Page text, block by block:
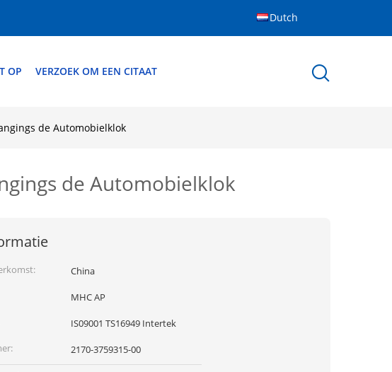
Dutch
OP VERZOEK OM EEN CITAAT
de Automobielklok
de Automobielklok
China
MHC AP
IS09001 TS16949 Intertek
2170-3759315-00